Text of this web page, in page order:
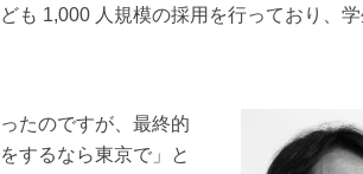
も 1,000 人規模の採用を行っており、
たのですが、最終的
するなら東京で」と